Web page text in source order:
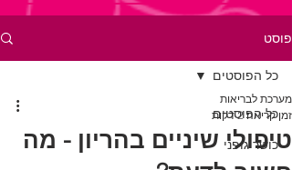
פוסט
כל הפוסטים
כושר גופני
כל הפוסטים
טיפולי שיניים בהריון - מה
מערכת לבריאות
זמן קריאה 2 דקות